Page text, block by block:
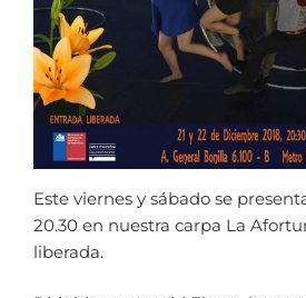
Este viernes y sábado se
20.30 en nuestra carpa La
liberada.